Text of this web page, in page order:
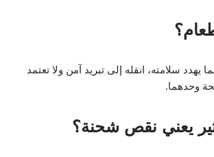
يهدد سلامته، انقله إلى تبريد آمن ولا تعتمد
وحدهما.
يعني نقص شحنة؟